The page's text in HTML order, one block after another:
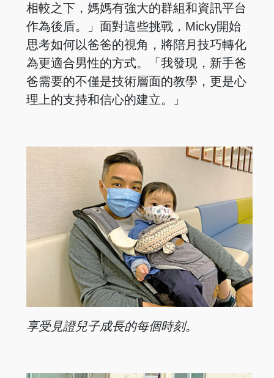
相較之下，媽媽有強大的群組和資訊平台
作為後盾。」面對這些挑戰，Micky開始
思考如何以爸爸的視角，將陪月技巧轉化
為更適合男性的方式。「我發現，新手爸
爸需要的不僅是技術層面的教學，更是心
理上的支持和信心的建立。」
享受見證兒子成長的每個時刻。